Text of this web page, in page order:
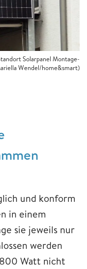
Solarpanel Montage-
Wendel/home&smart)
und konform
in einem
sie jeweils nur
werden
Watt nicht